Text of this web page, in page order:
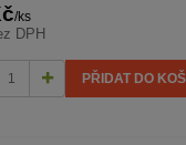
/ks
DPH
PŘIDAT DO